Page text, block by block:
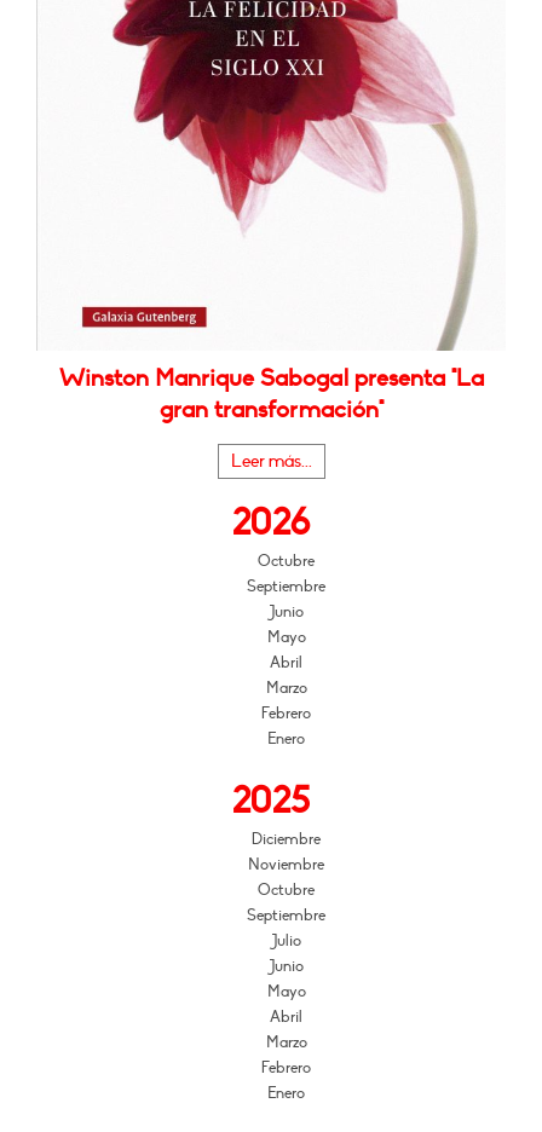
Winston Manrique Sabogal presenta "La
gran transformación"
Leer más...
2026
Octubre
Septiembre
Junio
Mayo
Abril
Marzo
Febrero
Enero
2025
Diciembre
Noviembre
Octubre
Septiembre
Julio
Junio
Mayo
Abril
Marzo
Febrero
Enero